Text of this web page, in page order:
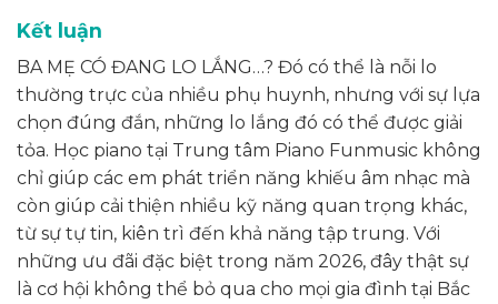
Kết luận
BA MẸ CÓ ĐANG LO LẮNG…? Đó có thể là nỗi lo
thường trực của nhiều phụ huynh, nhưng với sự lựa
chọn đúng đắn, những lo lắng đó có thể được giải
tỏa. Học piano tại Trung tâm Piano Funmusic không
chỉ giúp các em phát triển năng khiếu âm nhạc mà
còn giúp cải thiện nhiều kỹ năng quan trọng khác,
từ sự tự tin, kiên trì đến khả năng tập trung. Với
những ưu đãi đặc biệt trong năm 2026, đây thật sự
là cơ hội không thể bỏ qua cho mọi gia đình tại Bắc